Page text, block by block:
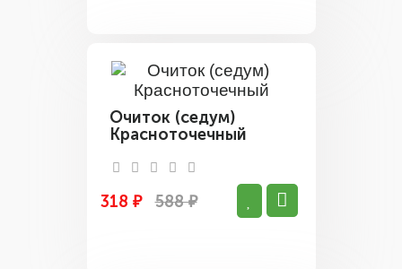
Очиток (седум)
Красноточечный
318 ₽ 588 ₽